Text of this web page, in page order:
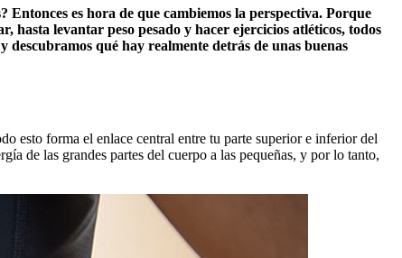
es hora de que cambiemos la perspectiva. Porque
hasta levantar peso pesado y hacer ejercicios atléticos, todos
qué hay realmente detrás de unas buenas
esto forma el enlace central entre tu parte superior e inferior del
de las grandes partes del cuerpo a las pequeñas, y por lo tanto,